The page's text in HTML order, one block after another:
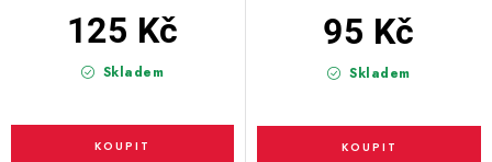
VYSTŘELOVACÍ KONFETY
Obchodní podmínky
Skladem
125 Kč
Skladem
95 Kč